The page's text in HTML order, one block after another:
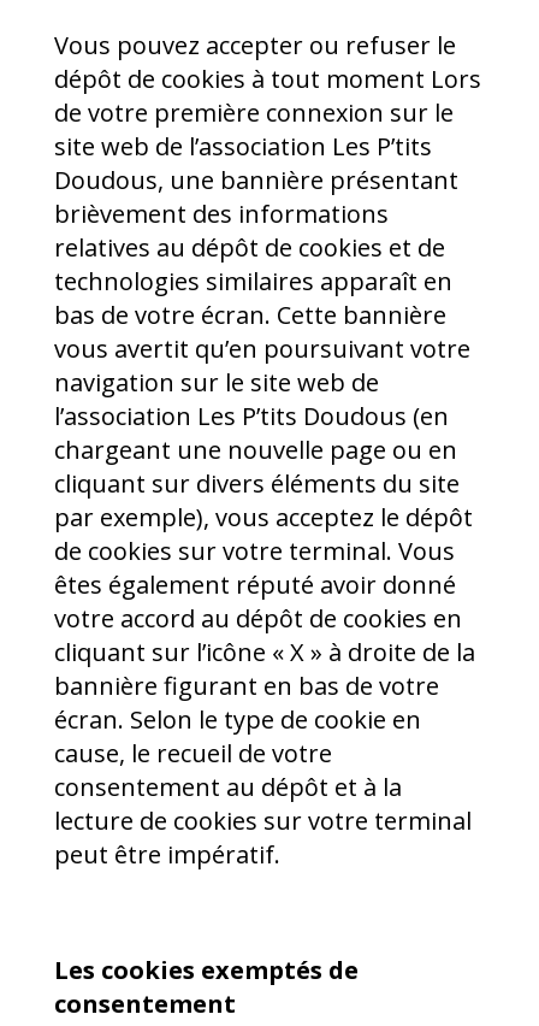
Vous pouvez accepter ou refuser le
dépôt de cookies à tout moment Lors
de votre première connexion sur le
site web de l’association Les P’tits
Doudous, une bannière présentant
brièvement des informations
relatives au dépôt de cookies et de
technologies similaires apparaît en
bas de votre écran. Cette bannière
vous avertit qu’en poursuivant votre
navigation sur le site web de
l’association Les P’tits Doudous (en
chargeant une nouvelle page ou en
cliquant sur divers éléments du site
par exemple), vous acceptez le dépôt
de cookies sur votre terminal. Vous
êtes également réputé avoir donné
votre accord au dépôt de cookies en
cliquant sur l’icône « X » à droite de la
bannière figurant en bas de votre
écran. Selon le type de cookie en
cause, le recueil de votre
consentement au dépôt et à la
lecture de cookies sur votre terminal
peut être impératif.
Les cookies exemptés de
consentement